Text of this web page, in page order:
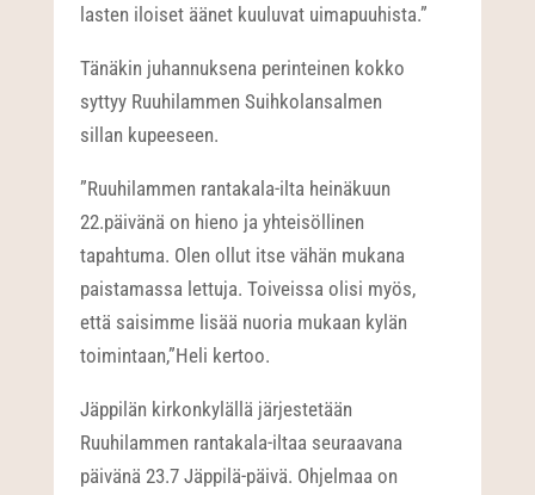
lasten iloiset äänet kuuluvat uimapuuhista.”
Tänäkin juhannuksena perinteinen kokko
syttyy Ruuhilammen Suihkolansalmen
sillan kupeeseen.
”Ruuhilammen rantakala-ilta heinäkuun
22.päivänä on hieno ja yhteisöllinen
tapahtuma. Olen ollut itse vähän mukana
paistamassa lettuja. Toiveissa olisi myös,
että saisimme lisää nuoria mukaan kylän
toimintaan,”Heli kertoo.
Jäppilän kirkonkylällä järjestetään
Ruuhilammen rantakala-iltaa seuraavana
päivänä 23.7 Jäppilä-päivä. Ohjelmaa on